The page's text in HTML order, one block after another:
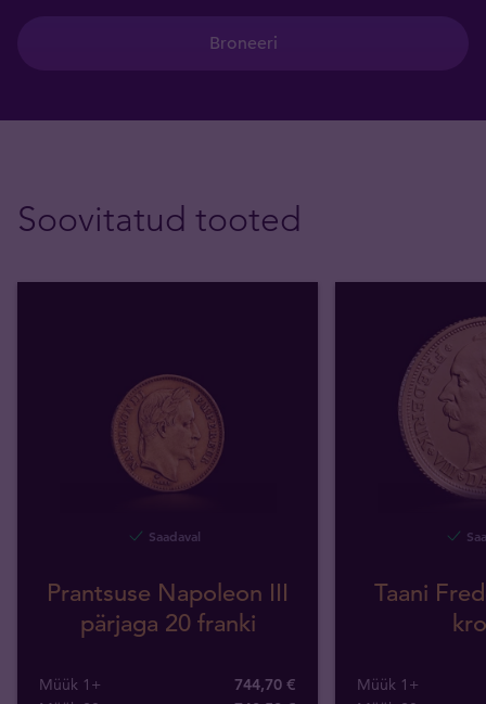
Broneeri
Soovitatud tooted
Saadaval
Prantsuse Napoleon III
pärjaga 20 franki
Müük 1+
744,70 €
Taani
Müük 1+